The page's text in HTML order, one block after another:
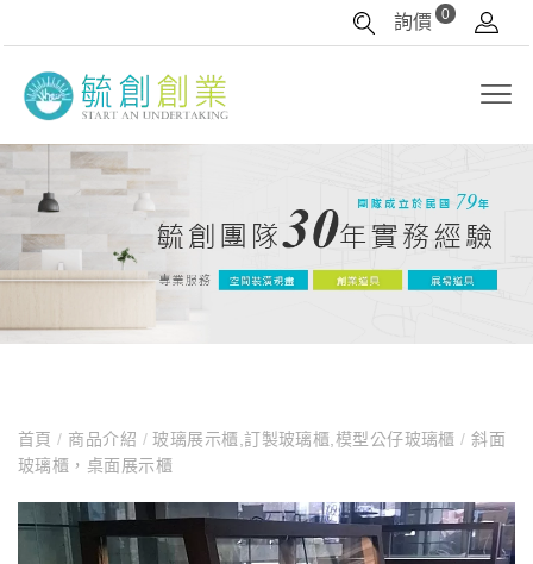
詢價 0
首頁/ 商品介紹 /玻璃展示櫃,訂製玻璃櫃,模型公仔玻璃櫃/ 斜面
玻璃櫃，桌面展示櫃